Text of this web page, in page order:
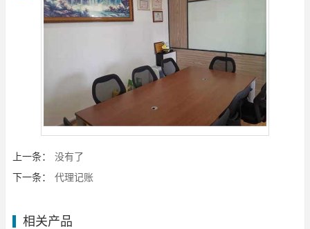
上一条：
没有了
下一条：
代理记账
相关产品